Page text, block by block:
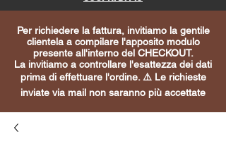
Per richiedere la fattura, invitiamo la gentile
clientela a compilare l'apposito modulo
presente all'interno del CHECKOUT.
La invitiamo a controllare l'esattezza dei dati
prima di effettuare l'ordine. ⚠️ Le richieste
inviate via mail non saranno più accettate